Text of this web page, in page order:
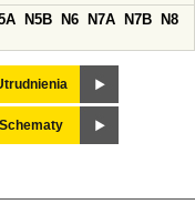
N5B N6 N7A N7B
N8
Schematy